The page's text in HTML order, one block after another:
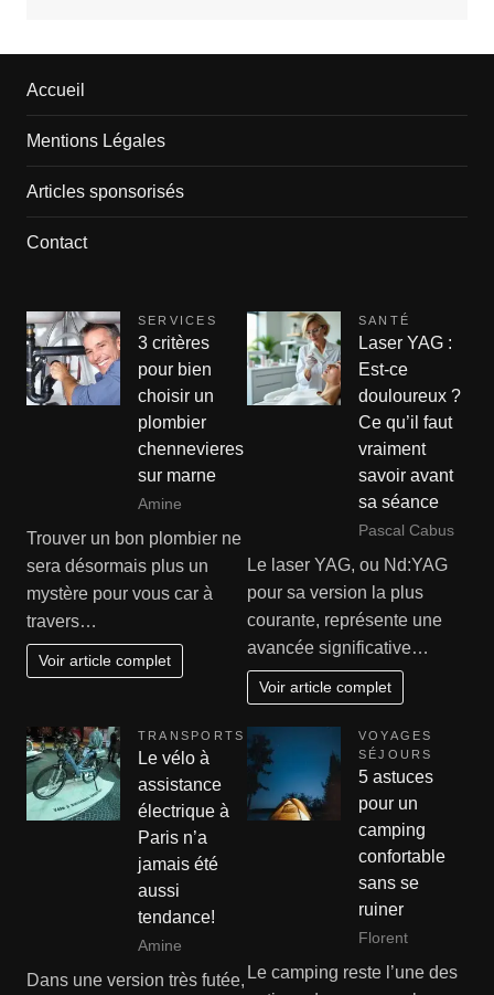
Accueil
Mentions Légales
Articles sponsorisés
Contact
SERVICES
3 critères
pour bien
choisir un
plombier
chennevieres
sur marne
Amine
Trouver un bon plombier ne
sera désormais plus un
mystère pour vous car à
travers…
Voir article complet
SANTÉ
Laser YAG :
Est-ce
douloureux ?
Ce qu’il faut
vraiment
savoir avant
sa séance
Pascal Cabus
Le laser YAG, ou Nd:YAG
pour sa version la plus
courante, représente une
avancée significative…
Voir article complet
TRANSPORTS
Le vélo à
assistance
électrique à
Paris n’a
jamais été
aussi
tendance!
Amine
Dans une version très futée,
VOYAGES
SÉJOURS
5 astuces
pour un
camping
confortable
sans se
ruiner
Florent
Le camping reste l’une des